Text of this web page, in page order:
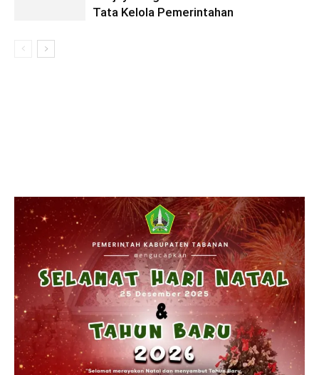
Tata Kelola Pemerintahan